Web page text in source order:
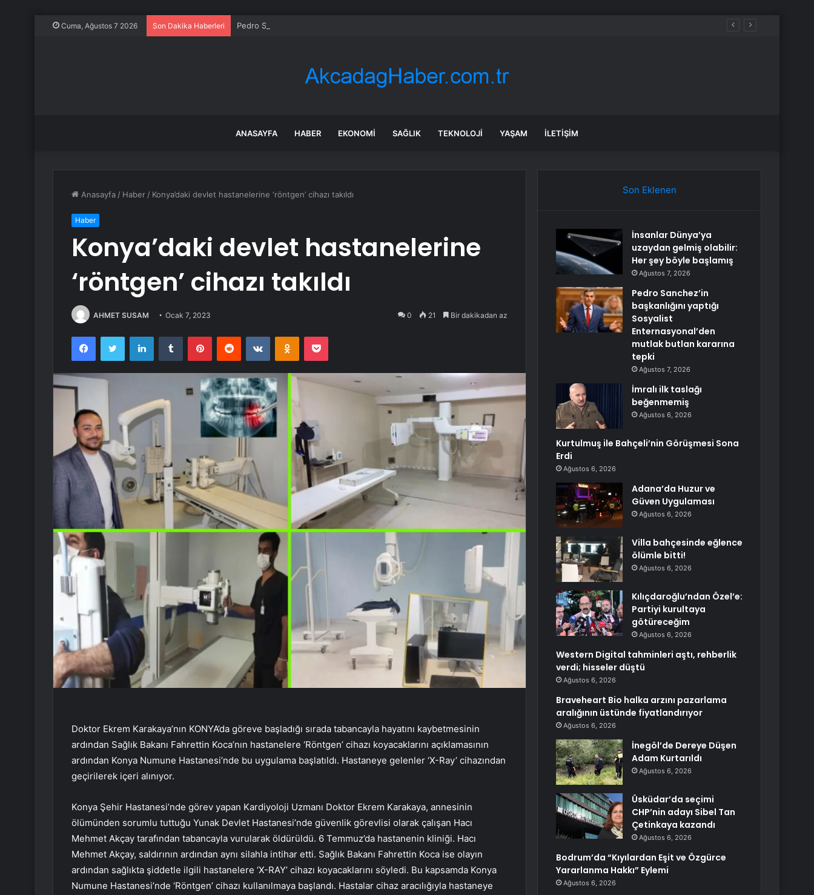
Cuma, Ağustos 7 2026 Son Dakika Haberleri Pedro Sanchez’in başkanlığını yaptığı Sosyalist Enternasyonal’den mutlak butlan kararına tepki
ANASAYFA HABER EKONOMI SAĞLIK TEKNOLOJI YAŞAM İLETIŞIM
Anasayfa / Haber / Konya’daki devlet hastanelerine ‘röntgen’ cihazı takıldı
Haber
Konya’daki devlet hastanelerine
‘röntgen’ cihazı takıldı
AHMET SUSAM Ocak 7, 2023 0 21 Bir dakikadan az
FacebookTwitter LinkedInTumblr PinterestReddit VKontakteOdnoklassniki
Pocket
Doktor Ekrem Karakaya’nın KONYA’da göreve başladığı sırada tabancayla hayatını kaybetmesinin
ardından Sağlık Bakanı Fahrettin Koca’nın hastanelere ‘Röntgen’ cihazı koyacaklarını açıklamasının
ardından Konya Numune Hastanesi’nde bu uygulama başlatıldı. Hastaneye gelenler ‘X-Ray’ cihazından
geçirilerek içeri alınıyor.
Konya Şehir Hastanesi’nde görev yapan Kardiyoloji Uzmanı Doktor Ekrem Karakaya, annesinin
ölümünden sorumlu tuttuğu Yunak Devlet Hastanesi’nde güvenlik görevlisi olarak çalışan Hacı
Mehmet Akçay tarafından tabancayla vurularak öldürüldü. 6 Temmuz’da hastanenin kliniği. Hacı
Mehmet Akçay, saldırının ardından aynı silahla intihar etti. Sağlık Bakanı Fahrettin Koca ise olayın
ardından sağlıkta şiddetle ilgili hastanelere ‘X-RAY’ cihazı koyacaklarını söyledi. Bu kapsamda Konya
Numune Hastanesi’nde ‘Röntgen’ cihazı kullanılmaya başlandı. Hastalar cihaz aracılığıyla hastaneye
Son Eklenen
İnsanlar Dünya’ya
uzaydan gelmiş olabilir:
Her şey böyle başlamış
Ağustos 7, 2026
Pedro Sanchez’in
başkanlığını yaptığı
Sosyalist
Enternasyonal’den
mutlak butlan kararına
tepki
Ağustos 7, 2026
İmralı ilk taslağı
beğenmemiş
Ağustos 6, 2026
Kurtulmuş ile Bahçeli’nin Görüşmesi Sona
Erdi
Ağustos 6, 2026
Adana’da Huzur ve
Güven Uygulaması
Ağustos 6, 2026
Villa bahçesinde eğlence
ölümle bitti!
Ağustos 6, 2026
Kılıçdaroğlu’ndan Özel’e:
Partiyi kurultaya
götüreceğim
Ağustos 6, 2026
Western Digital tahminleri aştı, rehberlik
verdi; hisseler düştü
Ağustos 6, 2026
Braveheart Bio halka arzını pazarlama
aralığının üstünde fiyatlandırıyor
Ağustos 6, 2026
İnegöl’de Dereye Düşen
Adam Kurtarıldı
Ağustos 6, 2026
Üsküdar’da seçimi
CHP’nin adayı Sibel Tan
Çetinkaya kazandı
Ağustos 6, 2026
Bodrum’da “Kıyılardan Eşit ve Özgürce
Yararlanma Hakkı” Eylemi
Ağustos 6, 2026